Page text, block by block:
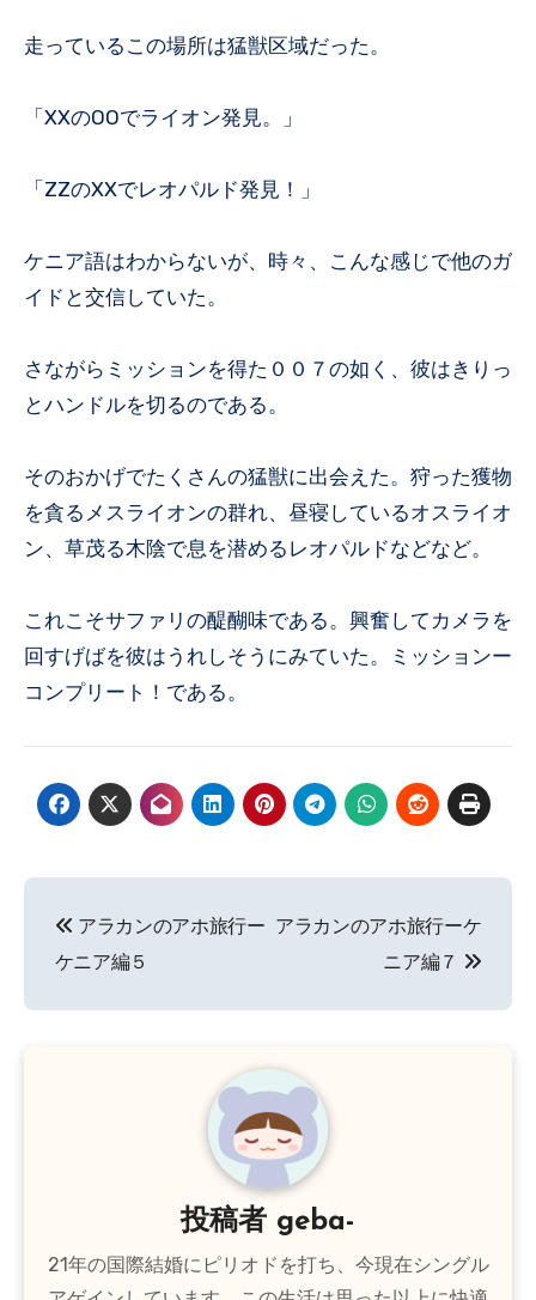
走っているこの場所は猛獣区域だった。
「XXのOOでライオン発見。」
「ZZのXXでレオパルド発見！」
ケニア語はわからないが、時々、こんな感じで他のガ
イドと交信していた。
さながらミッションを得た００７の如く、彼はきりっ
とハンドルを切るのである。
そのおかげでたくさんの猛獣に出会えた。狩った獲物
を貪るメスライオンの群れ、昼寝しているオスライオ
ン、草茂る木陰で息を潜めるレオパルドなどなど。
これこそサファリの醍醐味である。興奮してカメラを
回すげばを彼はうれしそうにみていた。ミッションー
コンプリート！である。
稿
ナ
アラカンのアホ旅行ー
ケニア編５
アラカンのアホ旅行ーケ
ニア編７
投稿者 geba-
21年の国際結婚にピリオドを打ち、今現在シングル